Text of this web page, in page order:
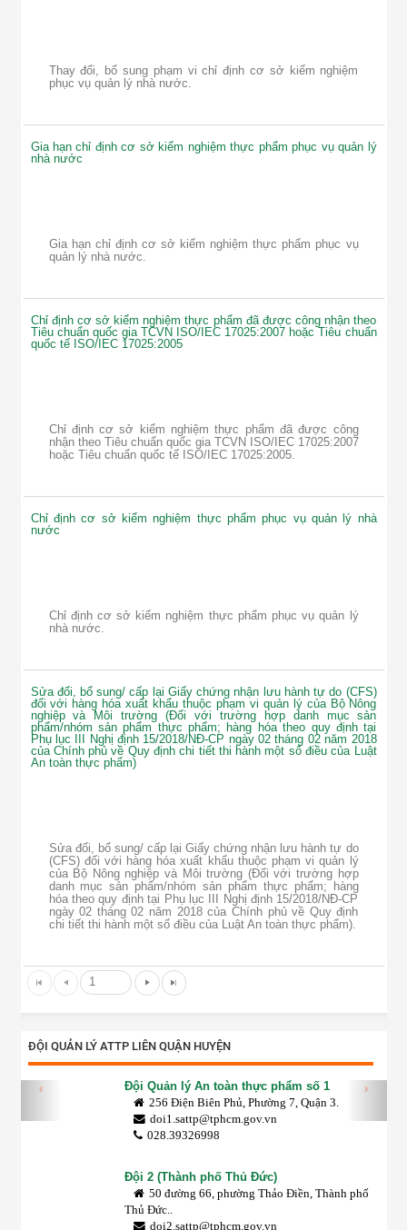
Thay đổi, bổ sung phạm vi chỉ định cơ sở kiểm nghiệm
phục vụ quản lý nhà nước.
Gia hạn chỉ định cơ sở kiểm nghiệm thực phẩm phục vụ quản lý
nhà nước
Gia hạn chỉ định cơ sở kiểm nghiệm thực phẩm phục vụ
quản lý nhà nước.
Chỉ định cơ sở kiểm nghiệm thực phẩm đã được công nhận theo
Tiêu chuẩn quốc gia TCVN ISO/IEC 17025:2007 hoặc Tiêu chuẩn
quốc tế ISO/IEC 17025:2005
Chỉ định cơ sở kiểm nghiệm thực phẩm đã được công
nhận theo Tiêu chuẩn quốc gia TCVN ISO/IEC 17025:2007
hoặc Tiêu chuẩn quốc tế ISO/IEC 17025:2005.
Chỉ định cơ sở kiểm nghiệm thực phẩm phục vụ quản lý nhà
nước
Chỉ định cơ sở kiểm nghiệm thực phẩm phục vụ quản lý
nhà nước.
Sửa đổi, bổ sung/ cấp lại Giấy chứng nhận lưu hành tự do (CFS)
đối với hàng hóa xuất khẩu thuộc phạm vi quản lý của Bộ Nông
nghiệp và Môi trường (Đối với trường hợp danh mục sản
phẩm/nhóm sản phẩm thực phẩm; hàng hóa theo quy định tại
Phụ lục III Nghị định 15/2018/NĐ-CP ngày 02 tháng 02 năm 2018
của Chính phủ về Quy định chi tiết thi hành một số điều của Luật
An toàn thực phẩm)
Sửa đổi, bổ sung/ cấp lại Giấy chứng nhận lưu hành tự do
(CFS) đối với hàng hóa xuất khẩu thuộc phạm vi quản lý
của Bộ Nông nghiệp và Môi trường (Đối với trường hợp
danh mục sản phẩm/nhóm sản phẩm thực phẩm; hàng
hóa theo quy định tại Phụ lục III Nghị định 15/2018/NĐ-CP
ngày 02 tháng 02 năm 2018 của Chính phủ về Quy định
chi tiết thi hành một số điều của Luật An toàn thực phẩm).
1
ĐỘI QUẢN LÝ ATTP LIÊN QUẬN HUYỆN
Đội Quản lý An toàn thực phẩm số 1
256 Điện Biên Phủ, Phường 7, Quận 3.
doi1.sattp@tphcm.gov.vn
028.39326998
Đội 2 (Thành phố Thủ Đức)
50 đường 66, phường Thảo Điền, Thành phố
Thủ Đức..
doi2.sattp@tphcm.gov.vn
‹ ›